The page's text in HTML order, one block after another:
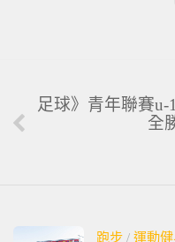
足球》青年聯賽
全
跑步 / 運動